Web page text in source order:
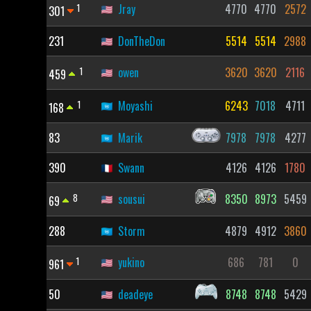
301 1 Jray 4770 4770 2572
231
DonTheDon 5514 5514 2988
459 1 owen 3620 3620 2116
168 1 Moyashi 6243 7018
4711
83
Marik 7978 7978
4277
390
Swann 4126 4126 1780
69 8 sousui 8350 8973 5459
288
Storm 4879 4912 3860
961 1 yukino 686 781
0
50
deadeye 8748 8748 5429